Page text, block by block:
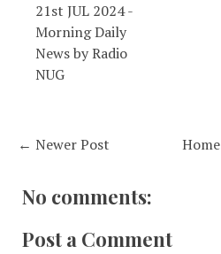
21st JUL 2024 -
Morning Daily
News by Radio
NUG
← Newer Post Home
No comments:
Post a Comment